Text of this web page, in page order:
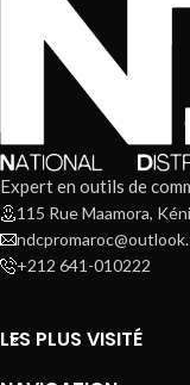
Expert en outils de
115 Rue Maamora,
+212 641-010222
LES PLUS VISITÉ